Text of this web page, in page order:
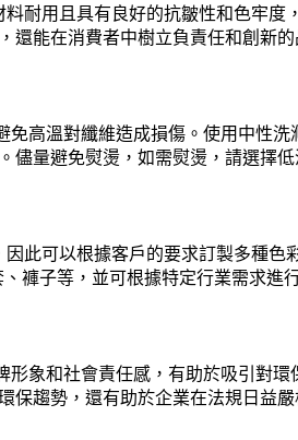
耐用且具有良好的抗皺性和色牢度
還能在消費者中樹立負責任和創新
免高溫對纖維造成損傷。使用中性洗
儘量避免熨燙，如需熨燙，請選擇低
此可以根據客戶的要求訂製多種色
褲子等，並可根據特定行業需求進
形象和社會責任感，有助於吸引對環
保趨勢，還有助於企業在法規日益嚴